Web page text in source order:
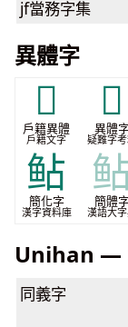
jf當務字集
異體字
𩹾
戶籍異體
戶籍文字
𩽴
異體字
疑難字
鲇
簡化字
漢字資料庫
簡體字
漢語大
Unihan —
同義字